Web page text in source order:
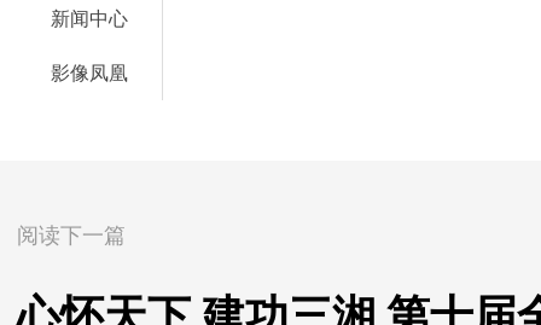
新闻中心
影像凤凰
阅读下一篇